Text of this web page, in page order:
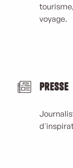
voyage.
Presse